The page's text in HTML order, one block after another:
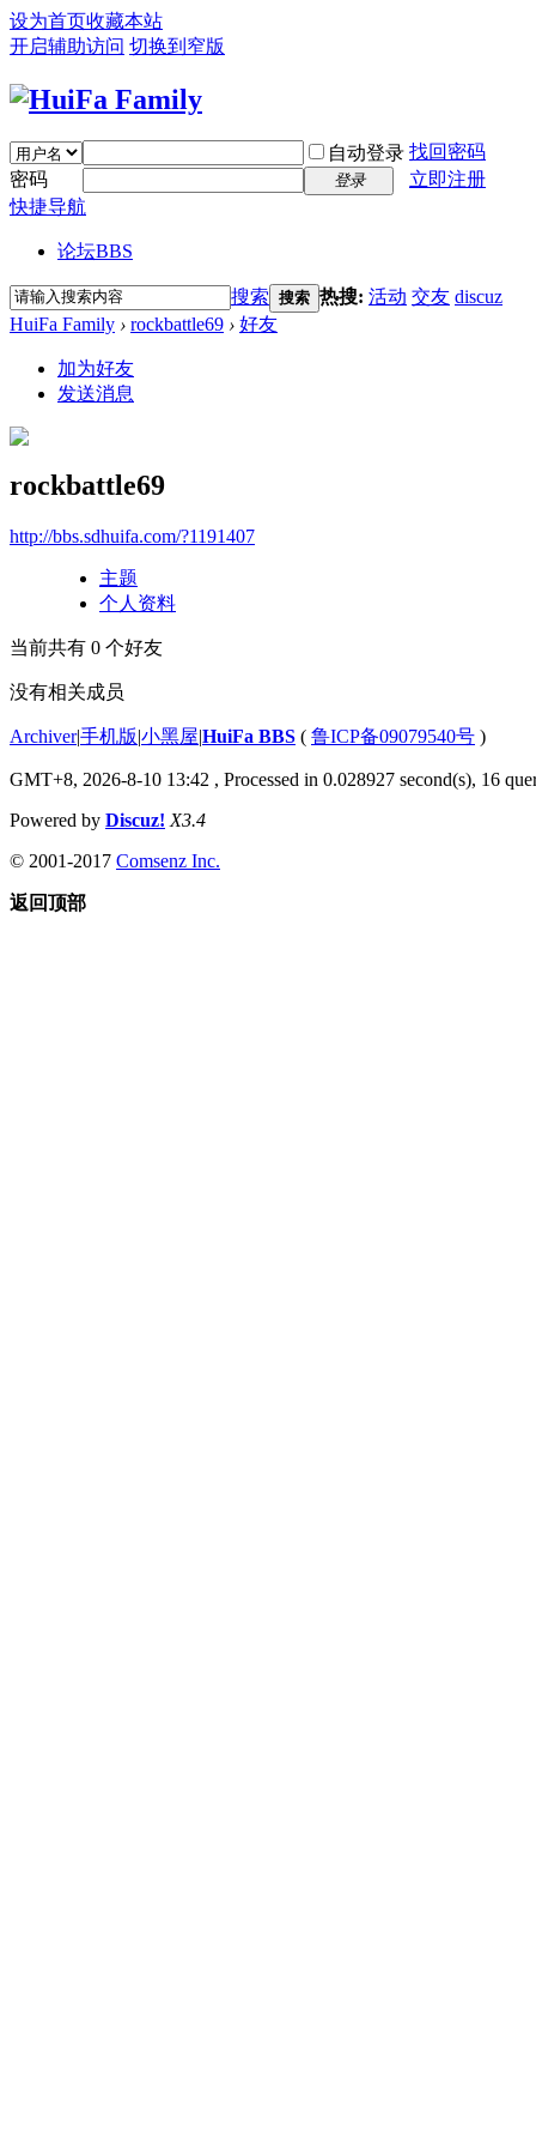
设为首页收藏本站
开启辅助访问 切换到窄版
自动登录 找回密码
密码
登录
立即注册
快捷导航
论坛BBS
搜索 搜索 热搜: 活动 交友 discuz
HuiFa Family › rockbattle69 › 好友
加为好友
发送消息
rockbattle69
http://bbs.sdhuifa.com/?1191407
主题
个人资料
当前共有 0 个好友
没有相关成员
Archiver|手机版|小黑屋|HuiFa BBS ( 鲁ICP备09079540号 )
GMT+8, 2026-8-10 13:42 , Processed in 0.028927 second(s), 16
Powered by Discuz! X3.4
© 2001-2017 Comsenz Inc.
返回顶部